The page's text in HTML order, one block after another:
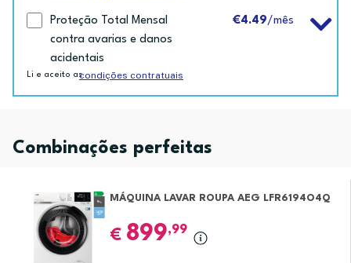
Proteção Total Mensal
contra avarias e danos
acidentais
€4.49/mês
Li e aceito ascondições contratuais
Combinações perfeitas
MÁQUINA LAVAR ROUPA AEG LFR6194O4Q
€ 899,99